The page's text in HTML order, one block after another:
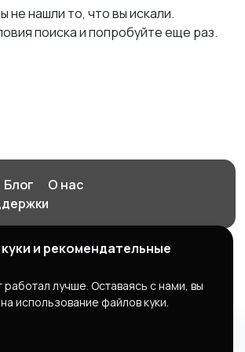
не нашли то, что вы искали.
поиска и попробуйте еще раз.
Блог
О нас
| Недвижимость | Работа |
ООО "ЦПК" ИНН 5609203278 ОГРН
и рекомендательные
работал лучше. Оставаясь с нами, вы
использование файлов куки.